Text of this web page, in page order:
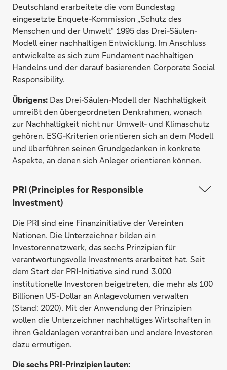
Deutschland erarbeitete die vom Bundestag
eingesetzte Enquete-Kommission „Schutz des
Menschen und der Umwelt“ 1995 das Drei-Säulen-
Modell einer nachhaltigen Entwicklung. Im Anschluss
entwickelte es sich zum Fundament nachhaltigen
Handelns und der darauf basierenden Corporate Social
Responsibility.
Übrigens: Das Drei-Säulen-Modell der Nachhaltigkeit
umreißt den übergeordneten Denkrahmen, wonach
zur Nachhaltigkeit nicht nur Umwelt- und Klimaschutz
gehören. ESG-Kriterien orientieren sich an dem Modell
und überführen seinen Grundgedanken in konkrete
Aspekte, an denen sich Anleger orientieren können.
PRI (Principles for Responsible
Investment)
Die PRI sind eine Finanzinitiative der Vereinten
Nationen. Die Unterzeichner bilden ein
Investorennetzwerk, das sechs Prinzipien für
verantwortungsvolle Investments erarbeitet hat. Seit
dem Start der PRI-Initiative sind rund 3.000
institutionelle Investoren beigetreten, die mehr als 100
Billionen US-Dollar an Anlagevolumen verwalten
(Stand: 2020). Mit der Anwendung der Prinzipien
wollen die Unterzeichner nachhaltiges Wirtschaften in
ihren Geldanlagen vorantreiben und andere Investoren
dazu ermutigen.
Die sechs PRI-Prinzipien lauten: